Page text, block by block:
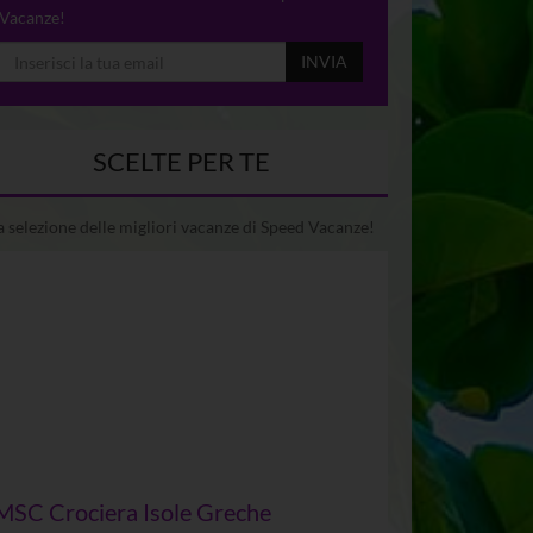
Vacanze!
INVIA
SCELTE PER TE
selezione delle migliori vacanze di Speed Vacanze!
Crociera Isole Greche